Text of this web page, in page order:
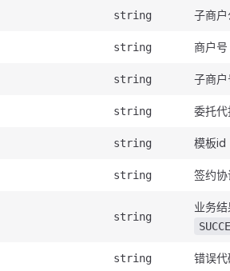
string 子商户
string 商户号
string 子商户
string 委托
string 模板id
string 签约协
string
业务结
string 错误代